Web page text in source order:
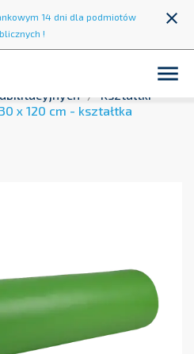
14 dni dla podmiotów
!
close

Kształtki
x 120 cm - kształtka